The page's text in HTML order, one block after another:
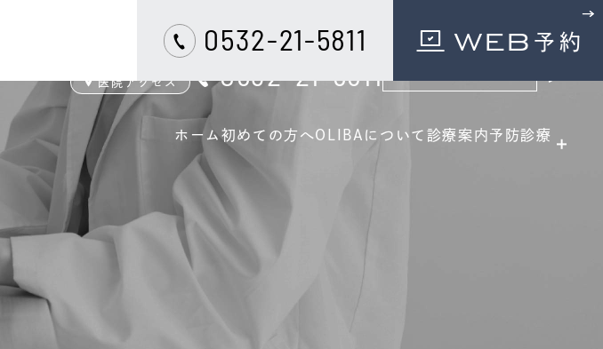
獣医師勤務表
医院アクセス
ご予約・お問い合わせ
0532-21-5811
ホーム初めての方へOLIBAに ついて 診療案内予防診療
0532-21-5811 WEB 予約